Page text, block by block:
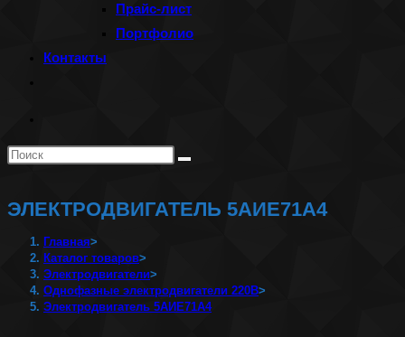
Прайс-лист
Портфолио
Контакты
веб-
Поиск
ЭЛЕКТРОДВИГАТЕЛЬ 5АИЕ71А4
Главная>
Каталог товаров>
Электродвигатели>
Однофазные электродвигатели 220В>
Электродвигатель 5АИЕ71А4